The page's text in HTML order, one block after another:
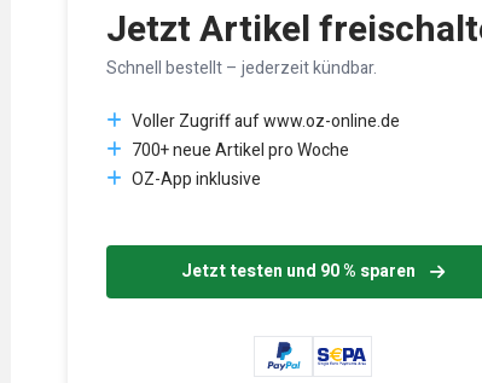
Jetzt Artikel
Schnell bestellt – jederzeit kündbar.
Voller Zugriff auf www.oz-online.de
700+ neue Artikel pro Woche
OZ-App inklusive
Jetzt testen und 90 % sparen